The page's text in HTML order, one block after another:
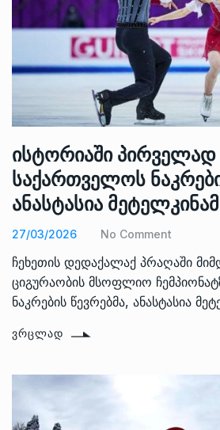
ისტორიაში პირველად
საქართველოს
ანასტასია
27/03/2026 No Comment
ჩეხეთის დედაქალაქ პრაღაში
ციგურაობის მსოფლიო
ნაკრების წევრებმა, ანასტასია
ᲕᲠᲪᲚᲐᲓ